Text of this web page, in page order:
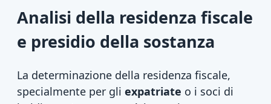
Analisi della residenza fiscale
e presidio della sostanza
La determinazione della residenza fiscale,
specialmente per gli expatriate o i soci di